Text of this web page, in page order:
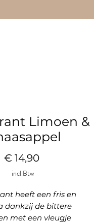
Limoen &
€ 14,90Prijs
incl.Btw
heeft een fris en
dankzij de bittere
met een vleugje